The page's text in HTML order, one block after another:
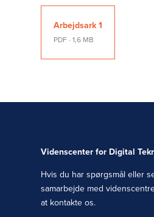
Arbejdsark 1
PDF · 1,6 MB
Videnscenter for Digital
Hvis du har spørgsmål eller
samarbejde med
at kontakte os.